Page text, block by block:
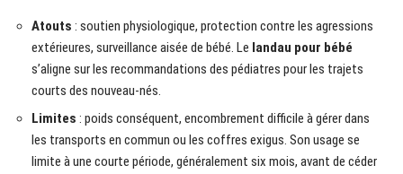
Atouts : soutien physiologique, protection contre les agressions
extérieures, surveillance aisée de bébé. Le landau pour bébé
s’aligne sur les recommandations des pédiatres pour les trajets
courts des nouveau-nés.
Limites : poids conséquent, encombrement difficile à gérer dans
les transports en commun ou les coffres exigus. Son usage se
limite à une courte période, généralement six mois, avant de céder